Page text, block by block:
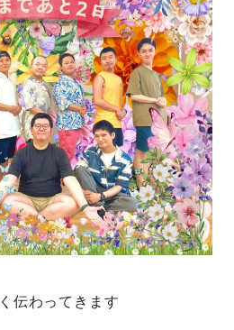
伝わってきます